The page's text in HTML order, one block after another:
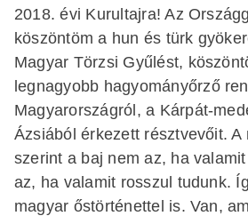
2018. évi Kurultajra! Az
köszöntöm a hun és türk
Magyar Törzsi Gyűlést,
legnagyobb hagyományőrző
Magyarországról, a Kárpát-
Ázsiá­ból érkezett résztvevőit. A
szerint a baj nem az, ha
az, ha valamit rosszul tudunk.
magyar őstörténettel is. Van,